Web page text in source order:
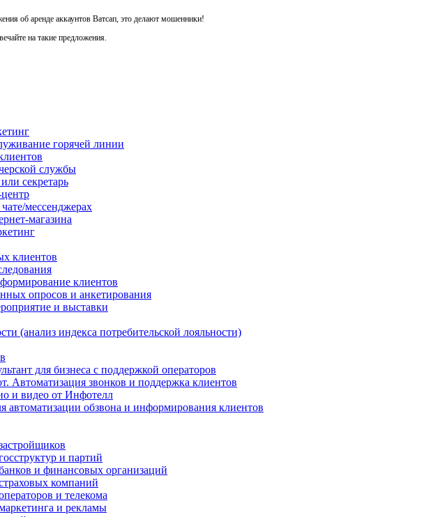
об аренде аккаунтов Ватсап, это делают мошенники!
на такие предложения.
горячей линии
службы
секретарь
мессенджерах
магазина
клиентов
клиентов
опросов и анкетирования
и выставки
(анализ индекса потребительской лояльности)
для бизнеса с поддержкой операторов
Автоматизация звонков и поддержка клиентов
и видео от Инфотелл
автоматизации обзвона и информирования клиентов
и партий
и финансовых организаций
компаний
и телекома
и рекламы